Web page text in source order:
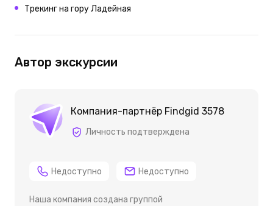
Трекинг на гору Ладейная
Автор экскурсии
Компания-партнёр Findgid 3578
Личность подтверждена
Недоступно Недоступно
Наша компания создана группой